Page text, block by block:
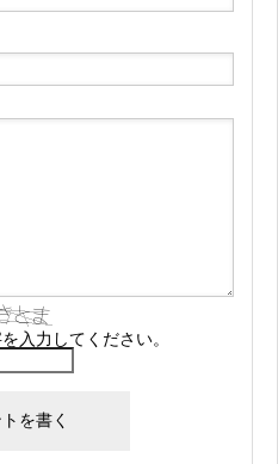
入力してください。